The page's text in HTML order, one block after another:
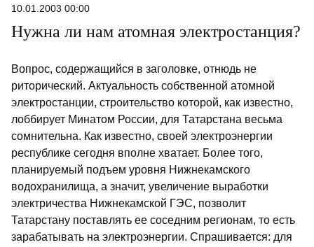
10.01.2003 00:00
Нужна ли нам атомная электростанция?
Вопрос, содержащийся в заголовке, отнюдь не
риторический. Актуальность собственной атомной
электростанции, строительство которой, как известно,
лоббирует Минатом России, для Татарстана весьма
сомнительна. Как известно, своей электроэнергии
республике сегодня вполне хватает. Более того,
планируемый подъем уровня Нижнекамского
водохранилища, а значит, увеличение выработки
электричества Нижнекамской ГЭС, позволит
Татарстану поставлять ее соседним регионам, то есть
зарабатывать на электроэнергии. Спрашивается: для